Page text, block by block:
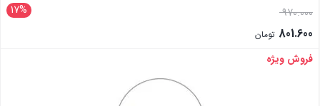
17% 970.000
801.600 تومان
بستن
فروش ویژه